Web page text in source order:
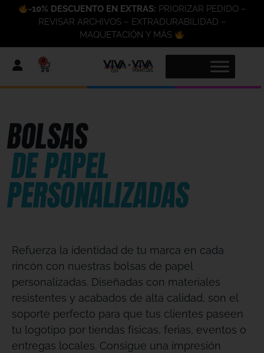
-10% DESCUENTO EN EXTRAS: PRIORIZAR PEDIDO –
REVISAR ARCHIVOS – EXTRADURABILIDAD –
MAQUETACIÓN Y MÁS
0
BOLSAS
DE PAPEL
PERSONALIZADAS
Refuerza la identidad de tu marca en cada
rincón con nuestras bolsas de papel
personalizadas. Diseñadas con materiales
resistentes y acabados de alta calidad, son el
soporte perfecto para que tus clientes paseen
tu logotipo por tiendas físicas, ferias, eventos o
entregas locales. Consigue una impresión